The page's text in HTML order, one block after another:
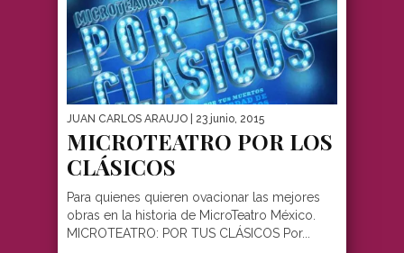
JUAN CARLOS ARAUJO | 23 junio, 2015
MICROTEATRO POR LOS
CLÁSICOS
Para quienes quieren ovacionar las mejores
obras en la historia de MicroTeatro México.
MICROTEATRO: POR TUS CLÁSICOS Por...